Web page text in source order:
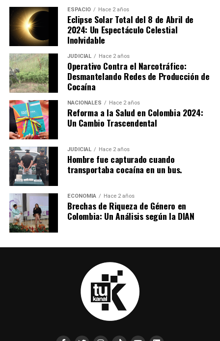
ESPACIO Hace 2 años
Eclipse Solar Total del 8 de Abril de
2024: Un Espectáculo Celestial
Inolvidable
JUDICIAL Hace 2 años
Operativo Contra el Narcotráfico:
Desmantelando Redes de Producción de
Cocaína
NACIONALES Hace 2 años
Reforma a la Salud en Colombia 2024:
Un Cambio Trascendental
JUDICIAL Hace 2 años
Hombre fue capturado cuando
transportaba cocaína en un bus.
ECONOMIA Hace 2 años
Brechas de Riqueza de Género en
Colombia: Un Análisis según la DIAN